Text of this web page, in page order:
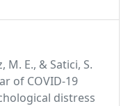
M. E., & Satici, S.
of COVID-19
distress